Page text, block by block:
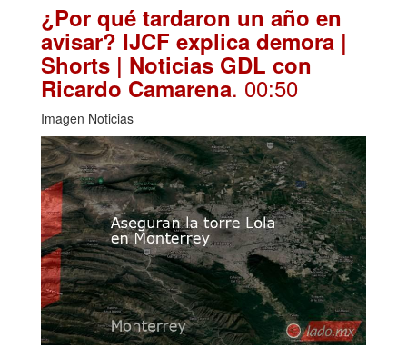
¿Por qué tardaron un año en
avisar? IJCF explica demora |
Shorts | Noticias GDL con
Ricardo Camarena. 00:50
Imagen Noticias